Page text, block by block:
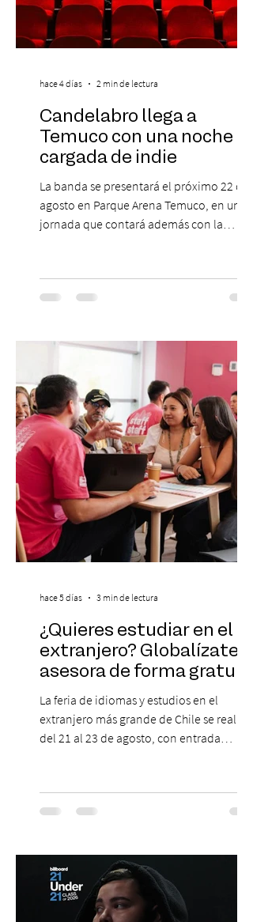
Candelabro llega a
Temuco con una noche
cargada de indie
La banda se presentará el próximo 22 de
agosto en Parque Arena Temuco, en una
jornada que contará además con la
agosto, el Parque Arena Temuco será
escenario de una noche dedicada al indie
banda que llegará a la capital de La
Araucanía para ofrecer un show cargado
de energía, guitarras y canciones que han
marcado su breve pero exitosa trayectoria.
La jornad
hace 4 días 2 min de lectura
¿Quieres estudiar en el
extranjero? Globalízate te
asesora de forma gratuita
La feria de idiomas y estudios en el
extranjero más grande de Chile se realizará
del 21 al 23 de agosto, con entrada
escenario en que los idiomas mantienen
un papel relevante para acceder a
desenvolverse en contextos
internacionales, los resultados más
recientes muestran que Chile todavía
enfrenta importantes desafíos en su
hace 5 días 3 min de lectura